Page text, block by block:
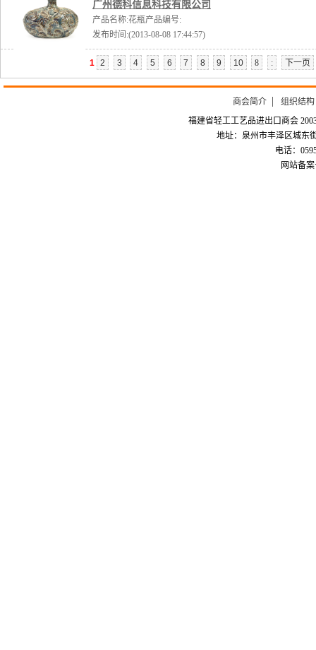
广州德科信息科技有限公司
产品名称:花瓶产品编号:
发布时间:(2013-08-08 17:44:57)
1 2 3 4 5 6 7 8 9 10 8 : 下一页
商会简介
组织结构
福建省轻工工艺品进出口商会
地址：泉州市丰泽区城东
电话：0595-
网站备